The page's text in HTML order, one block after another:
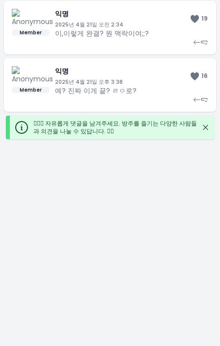
Member
익명
2025년 4월 21일 오전 2:34
19
이,이렇게 완결? 뭔 맥락이여;;?
Member
익명
2025년 4월 21일 오후 3:38
16
예? 진짜 이게 끝? ㄹㅇ로?
🙋🏻‍♀️ 자유롭게 댓글을 남겨주세요. 방주를 즐기는 다양한 사람들
과 의견을 나눌 수 있답니다. ✍🏻